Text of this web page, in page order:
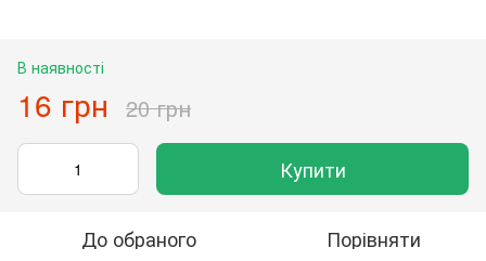
В наявності
16 грн 20 грн
Купити
До обраного Порівняти